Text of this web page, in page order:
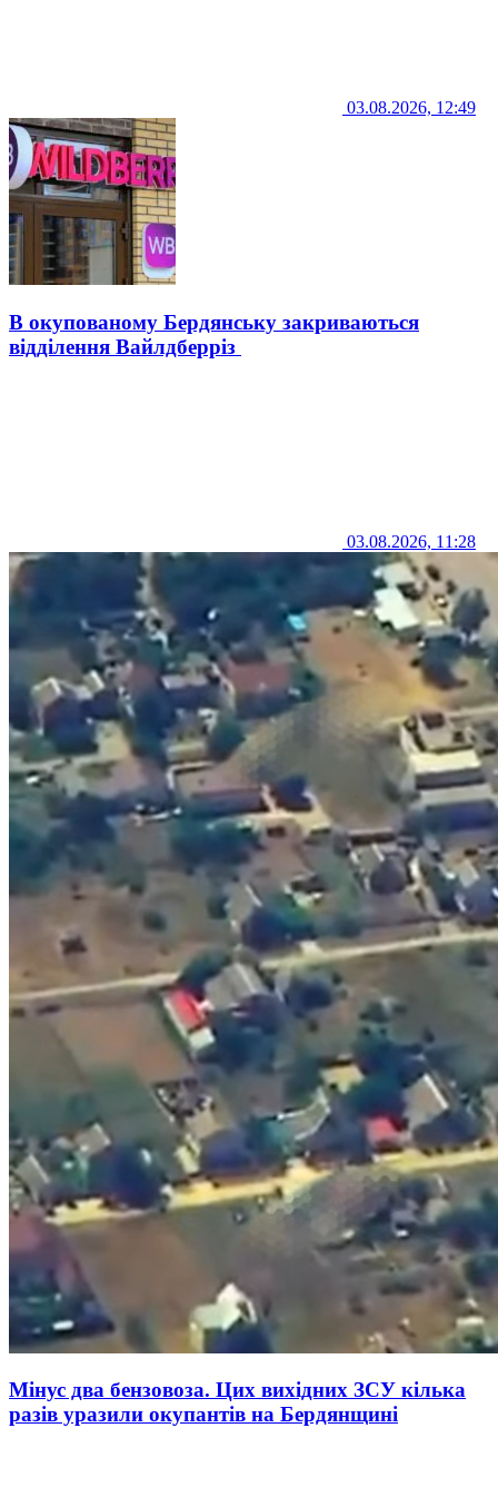
03.08.2026, 12:49
В окупованому Бердянську закриваються
відділення Вайлдберріз
03.08.2026, 11:28
Мінус два бензовоза. Цих вихідних ЗСУ кілька
разів уразили окупантів на Бердянщині